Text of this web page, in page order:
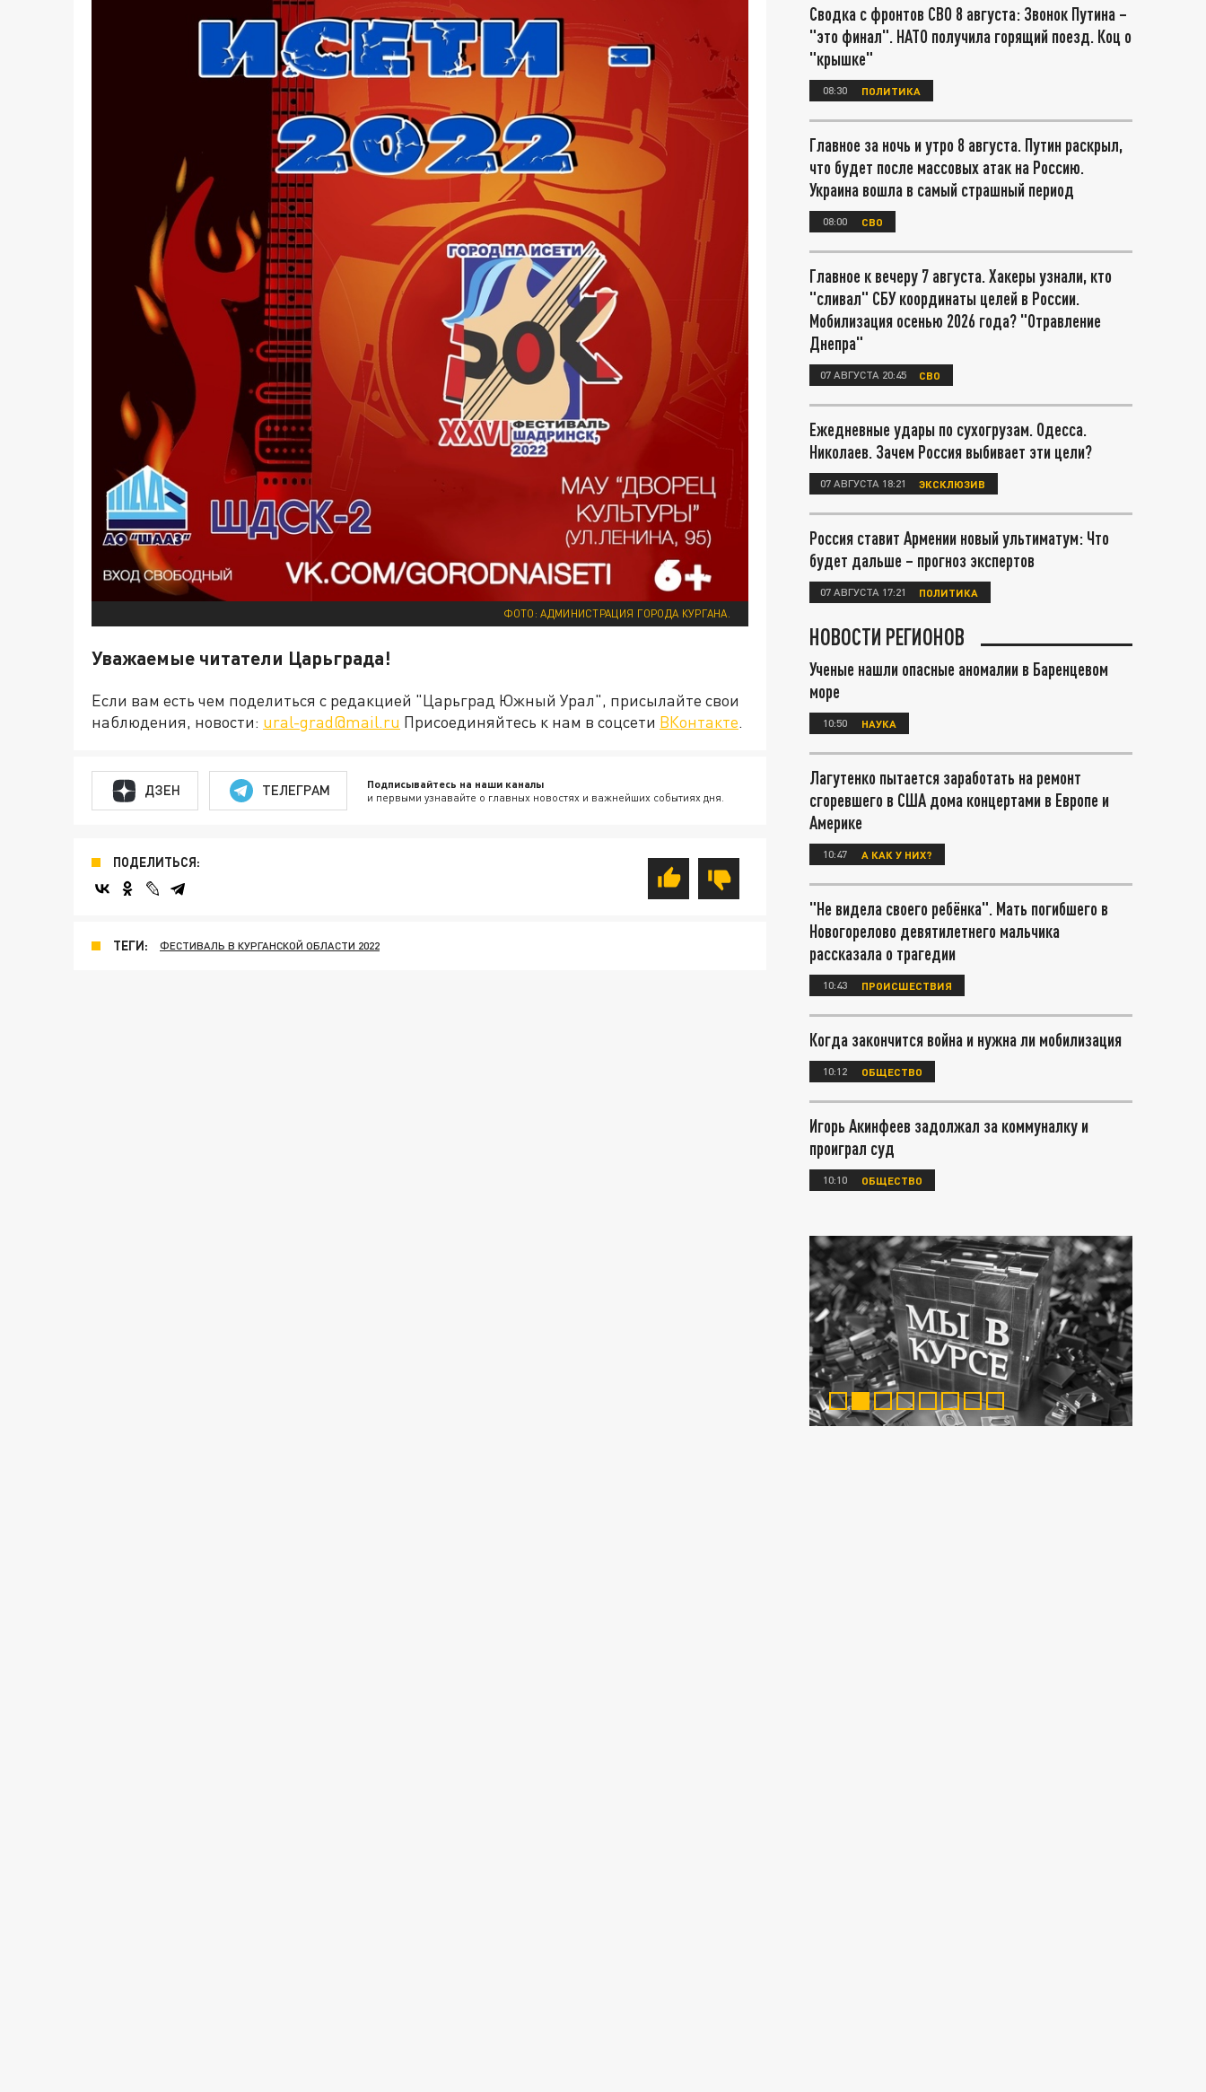
ФОТО: АДМИНИСТРАЦИЯ ГОРОДА КУРГАНА.
Уважаемые читатели Царьграда!
Если вам есть чем поделиться с редакцией "Царьград Южный Урал", присылайте свои
наблюдения, новости: ural-grad@mail.ru Присоединяйтесь к нам в соцсети ВКонтакте.
ДЗЕН ТЕЛЕГРАМ Подписывайтесь на наши каналы
и первыми узнавайте о главных новостях и важнейших событиях дня.
ПОДЕЛИТЬСЯ:
ТЕГИ: ФЕСТИВАЛЬ В КУРГАНСКОЙ ОБЛАСТИ 2022
Сводка с фронтов СВО 8 августа: Звонок Путина –
"это финал". НАТО получила горящий поезд. Коц о
"крышке"
08:30 ПОЛИТИКА
Главное за ночь и утро 8 августа. Путин раскрыл,
что будет после массовых атак на Россию.
Украина вошла в самый страшный период
08:00 СВО
Главное к вечеру 7 августа. Хакеры узнали, кто
"сливал" СБУ координаты целей в России.
Мобилизация осенью 2026 года? "Отравление
Днепра"
07 АВГУСТА 20:45 СВО
Ежедневные удары по сухогрузам. Одесса.
Николаев. Зачем Россия выбивает эти цели?
07 АВГУСТА 18:21 ЭКСКЛЮЗИВ
Россия ставит Армении новый ультиматум: Что
будет дальше – прогноз экспертов
07 АВГУСТА 17:21 ПОЛИТИКА
НОВОСТИ РЕГИОНОВ
Ученые нашли опасные аномалии в Баренцевом
море
10:50 НАУКА
Лагутенко пытается заработать на ремонт
сгоревшего в США дома концертами в Европе и
Америке
10:47 А КАК У НИХ?
"Не видела своего ребёнка". Мать погибшего в
Новогорелово девятилетнего мальчика
рассказала о трагедии
10:43 ПРОИСШЕСТВИЯ
Когда закончится война и нужна ли мобилизация
10:12 ОБЩЕСТВО
Игорь Акинфеев задолжал за коммуналку и
проиграл суд
10:10 ОБЩЕСТВО